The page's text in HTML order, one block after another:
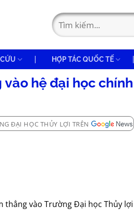
HỢP TÁC QUỐC TẾ
hệ đại học chính
ĐẠI HỌC THỦY LỢI TRÊN
thẳng vào Trường Đại học Thủy lợi